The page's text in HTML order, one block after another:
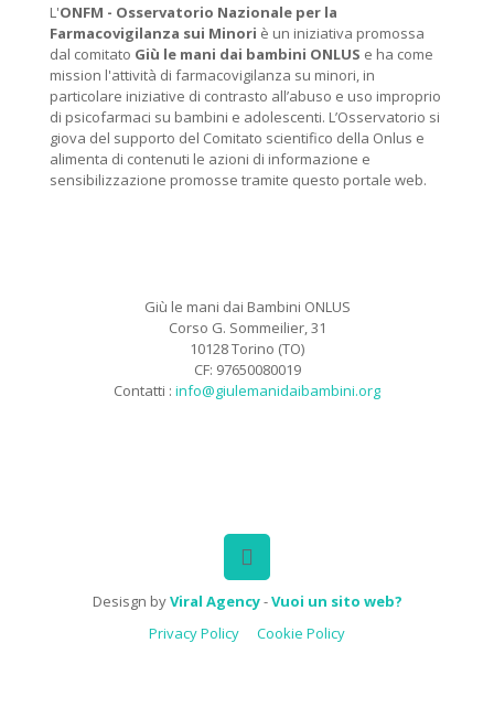
L'ONFM - Osservatorio Nazionale per la
Farmacovigilanza sui Minori è un iniziativa promossa
dal comitato Giù le mani dai bambini ONLUS e ha come
mission l'attività di farmacovigilanza su minori, in
particolare iniziative di contrasto all’abuso e uso improprio
di psicofarmaci su bambini e adolescenti. L’Osservatorio si
giova del supporto del Comitato scientifico della Onlus e
alimenta di contenuti le azioni di informazione e
sensibilizzazione promosse tramite questo portale web.
Giù le mani dai Bambini ONLUS
Corso G. Sommeilier, 31
10128 Torino (TO)
CF: 97650080019
Contatti : info@giulemanidaibambini.org
Desisgn byViral Agency-Vuoi un sito web?
Privacy Policy
Cookie Policy